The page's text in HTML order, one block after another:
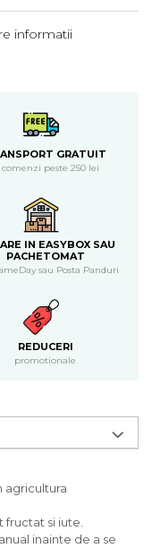
informatii
GRATUIT
comenzi peste 250 lei
IN EASYBOX SAU
PACHETOMAT
sau Posta Panduri
REDUCERI
promotionale
agricultura
fructat si iute.
inainte de a se